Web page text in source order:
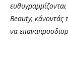
Beauty, κάνοντάς
να